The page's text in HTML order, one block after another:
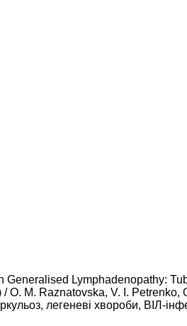
Lymphadenopathy:
M. Raznatovska, V. I. Petrenko,
легеневі хвороби, ВІЛ-